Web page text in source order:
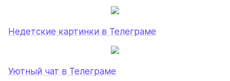
Недетские картинки в Телеграме
Уютный чат в Телеграме